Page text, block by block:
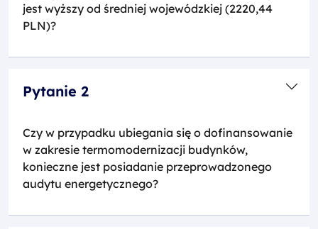
jest wyższy od średniej wojewódzkiej (2220,44
PLN)?
Pytanie 2
Czy w przypadku ubiegania się o dofinansowanie
w zakresie termomodernizacji budynków,
konieczne jest posiadanie przeprowadzonego
audytu energetycznego?